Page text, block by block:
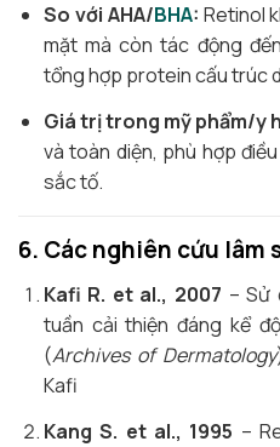
So với AHA/BHA: Retinol
mặt mà còn tác động
tổng hợp protein cấu trúc
Giá trị trong mỹ phẩm/y
và toàn diện, phù hợp
sắc tố.
6. Các nghiên cứu lâm
Kafi R. et al., 2007 – Sử
tuần cải thiện đáng kể
(Archives of Dermatology
Kafi
Kang S. et al., 1995 –